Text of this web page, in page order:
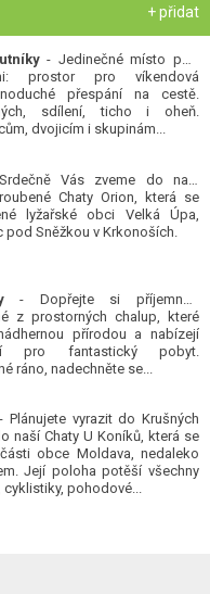
+ přidat
- Jedinečné místo pod
prostor pro víkendová
přespání na cestě.
sdílení, ticho i oheň.
dvojicím i skupinám...
Vás zveme do naší
Chaty Orion, která se
lyžařské obci Velká Úpa,
pod Sněžkou v Krkonoších.
- Dopřejte si příjemnou
z prostorných chalup, které
přírodou a nabízejí
pro fantastický pobyt.
ráno, nadechněte se...
vyrazit do Krušných
naší Chaty U Koníků, která se
obce Moldava, nedaleko
Její poloha potěší všechny
cyklistiky, pohodové...